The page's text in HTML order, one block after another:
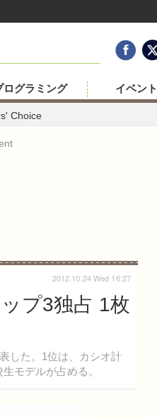
Choice
ログラミング イベント
プ3独占 1枚
した。1位は、カシオ計
モデルが占める。
2012.10.24 Wed 16:27